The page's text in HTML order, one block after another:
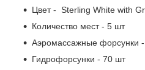
Цвет - Sterling White with
Количество мест - 5 шт
Аэромассажные форсунки
Гидрофорсунки - 70 шт